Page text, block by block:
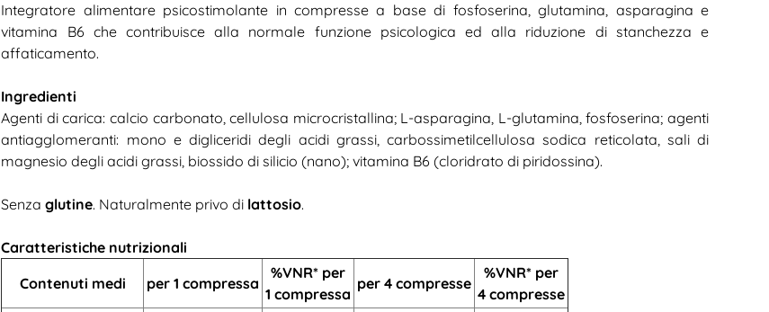
Integratore alimentare psicostimolante in compresse a base di fosfoserina, glutamina, asparagina e
vitamina B6 che contribuisce alla normale funzione psicologica ed alla riduzione di stanchezza e
affaticamento.
Ingredienti
Agenti di carica: calcio carbonato, cellulosa microcristallina; L-asparagina, L-glutamina, fosfoserina; agenti
antiagglomeranti: mono e digliceridi degli acidi grassi, carbossimetilcellulosa sodica reticolata, sali di
magnesio degli acidi grassi, biossido di silicio (nano); vitamina B6 (cloridrato di piridossina).
Senzaglutine. Naturalmente privo di lattosio.
Caratteristiche nutrizionali
Contenuti medi
per 1 compressa
%VNR* per
1 compressa
per 4 compresse
%VNR* per
4 compresse